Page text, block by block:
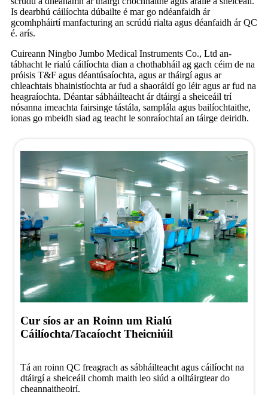
Is dearbhú cáilíochta dúbailte é mar go ndéanfaidh ár
gcomhpháirtí manfacturing an scrúdú rialta agus déanfaidh ár QC
é. arís.
Cuireann Ningbo Jumbo Medical Instruments Co., Ltd an-
tábhacht le rialú cáilíochta dian a chothabháil ag gach céim de na
próisis T&F agus déantúsaíochta, agus ar tháirgí agus ar
chleachtais bhainistíochta ar fud a shaoráidí go léir agus ar fud na
heagraíochta. Déantar sábháilteacht ár dtáirgí a sheiceáil trí
nósanna imeachta fairsinge tástála, samplála agus bailíochtaithe,
ionas go mbeidh siad ag teacht le sonraíochtaí an táirge deiridh.
Cur síos ar an Roinn um Rialú
Cáilíochta/Tacaíocht Theicniúil
Tá an roinn QC freagrach as sábháilteacht agus cáilíocht na
dtáirgí a sheiceáil chomh maith leo siúd a olltáirgtear do
cheannaitheoirí.